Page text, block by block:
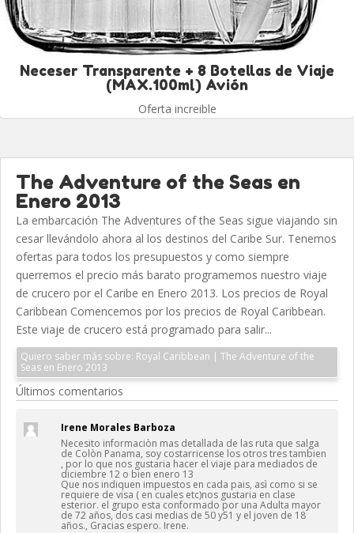
Neceser Transparente + 8 Botellas de Viaje
(MAX.100ml) Avión
Oferta increible
The Adventure of the Seas en
Enero 2013
La embarcación The Adventures of the Seas sigue viajando sin
cesar llevándolo ahora al los destinos del Caribe Sur. Tenemos
ofertas para todos los presupuestos y como siempre
querremos el precio más barato programemos nuestro viaje
de crucero por el Caribe en Enero 2013. Los precios de Royal
Caribbean Comencemos por los precios de Royal Caribbean.
Este viaje de crucero está programado para salir...
Quiero saber más sobre: Royal Caribbean | The Adventure of the
Seas en Enero 2013
Últimos comentarios
Irene Morales Barboza
Necesito informaciòn mas detallada de las ruta que salga
de Colòn Panama, soy costarricense los otros tres tambien
, por lo que nos gustaria hacer el viaje para mediados de
diciembre 12 o bien enero 13
Que nos indiquen impuestos en cada pais, asì como si se
requiere de visa ( en cuales etc)nos gustaria en clase
esterior. el grupo esta conformado por una Adulta mayor
de 72 años, dos casi medias de 50 y51 y el joven de 18
años., Gracias espero. Irene.